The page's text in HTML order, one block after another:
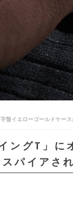
盤イエローゴールドケー
ングT」に
パイアさ